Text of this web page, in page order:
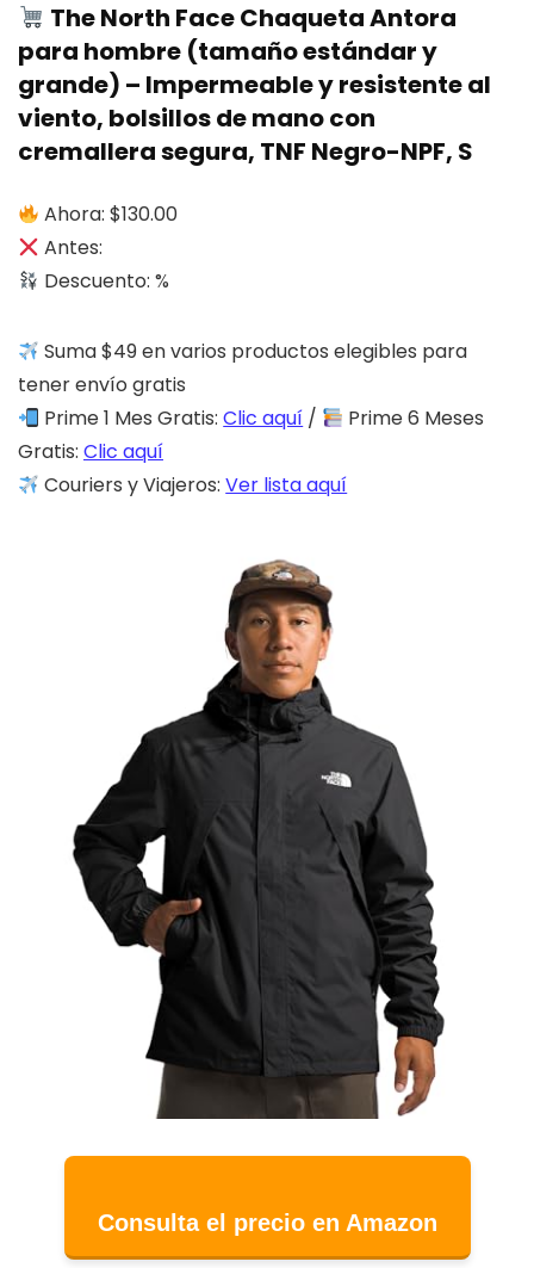
The North Face Chaqueta Antora
para hombre (tamaño estándar y
grande) – Impermeable y resistente al
viento, bolsillos de mano con
cremallera segura, TNF Negro-NPF, S
Ahora: $130.00
Antes:
Descuento: %
Suma $49 en varios productos elegibles para
tener envío gratis
Prime 1 Mes Gratis:Clic aquí /
Prime 6 Meses
Gratis: Clic aquí
Couriers y Viajeros:Ver lista aquí
Consulta el precio en Amazon